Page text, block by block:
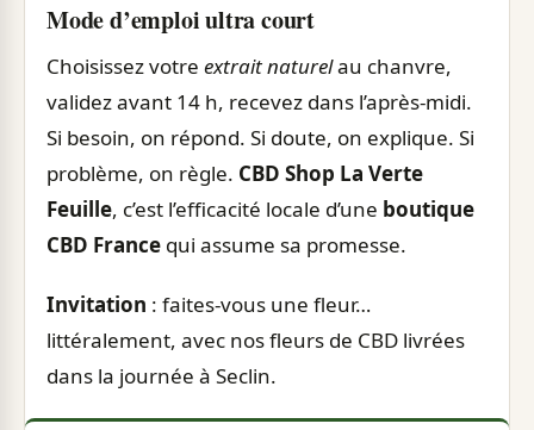
Mode d’emploi ultra court
Choisissez votre extrait naturelau chanvre,
validez avant 14 h, recevez dans l’après-midi.
Si besoin, on répond. Si doute, on explique. Si
problème, on règle. CBD Shop La Verte
Feuille, c’est l’efficacité locale d’une boutique
CBD France qui assume sa promesse.
Invitation : faites-vous une fleur…
littéralement, avec nos fleurs de CBD livrées
dans la journée à Seclin.